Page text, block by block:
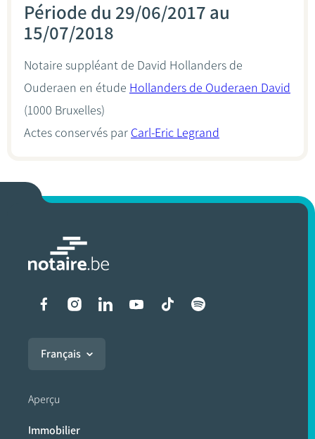
Période du 29/06/2017 au
15/07/2018
Notaire suppléant de David Hollanders de
Ouderaen en étude Hollanders de Ouderaen David
(1000 Bruxelles)
Actes conservés par Carl-Eric Legrand
Liens vers les réseaux
Français
Aperçu
Immobilier